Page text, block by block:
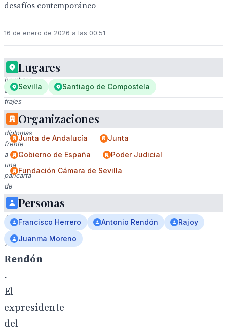
desafíos contemporáneo
16 de enero de 2026 a las 00:51
Tres
hombres
en
trajes
posan
con
diplomas
frente
a
una
pancarta
de
la
Fundación
Amara.
Antonio
Rendón
.
El
expresidente
del
Lugares
Sevilla Santiago de Compostela
Organizaciones
Junta de Andalucía
Junta
Gobierno de España
Poder Judicial
Fundación Cámara de Sevilla
Personas
Francisco Herrero Antonio Rendón
Rajoy
Juanma Moreno